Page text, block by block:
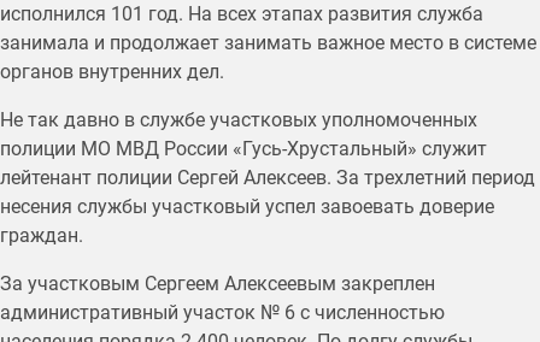
исполнился 101 год. На всех этапах развития служба
занимала и продолжает занимать важное место в системе
органов внутренних дел.
Не так давно в службе участковых уполномоченных
полиции МО МВД России «Гусь-Хрустальный» служит
лейтенант полиции Сергей Алексеев. За трехлетний период
несения службы участковый успел завоевать доверие
граждан.
За участковым Сергеем Алексеевым закреплен
административный участок № 6 с численностью